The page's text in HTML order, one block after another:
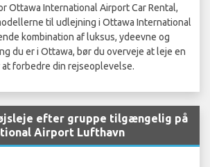
Ottawa International Airport Car Rental,
til udlejning i Ottawa International
kombination af luksus, ydeevne og
du er i Ottawa, bør du overveje at leje en
forbedre din rejseoplevelse.
efter gruppe tilgængelig på
Airport Lufthavn